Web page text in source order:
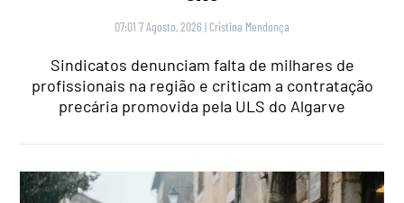
07:01 7 Agosto, 2026 | Cristina Mendonça
Sindicatos denunciam falta de milhares de
profissionais na região e criticam a contratação
precária promovida pela ULS do Algarve